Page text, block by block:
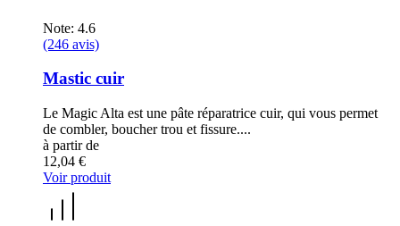
Note: 4.6
(246 avis)
Mastic cuir
Le Magic Alta est une pâte réparatrice cuir, qui vous permet
de combler, boucher trou et fissure....
à partir de
12,04 €
Voir produit